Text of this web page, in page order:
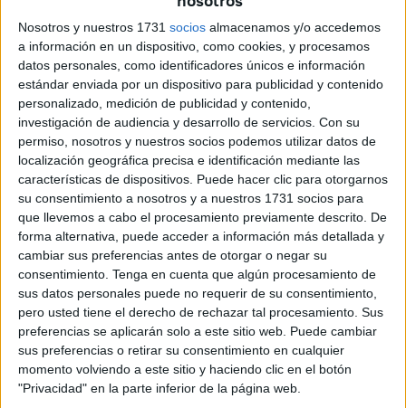
Nosotros y nuestros 1731 socios almacenamos y/o accedemos
a información en un dispositivo, como cookies, y procesamos
datos personales, como identificadores únicos e información
estándar enviada por un dispositivo para publicidad y contenido
personalizado, medición de publicidad y contenido,
investigación de audiencia y desarrollo de servicios. Con su
permiso, nosotros y nuestros socios podemos utilizar datos de
localización geográfica precisa e identificación mediante las
características de dispositivos. Puede hacer clic para otorgarnos
su consentimiento a nosotros y a nuestros 1731 socios para
que llevemos a cabo el procesamiento previamente descrito. De
forma alternativa, puede acceder a información más detallada y
cambiar sus preferencias antes de otorgar o negar su
consentimiento. Tenga en cuenta que algún procesamiento de
sus datos personales puede no requerir de su consentimiento,
pero usted tiene el derecho de rechazar tal procesamiento. Sus
preferencias se aplicarán solo a este sitio web. Puede cambiar
sus preferencias o retirar su consentimiento en cualquier
momento volviendo a este sitio y haciendo clic en el botón
"Privacidad" en la parte inferior de la página web.
comunidad estudiantil". Su argumento es muy similar al
resto de testimonios.
Sin embargo, esos obstáculos, que por otra parte están
generalizados en la ciudad por los elevados alquileres que
se deben pagar -haciendo inaccesible el tema de vivienda
a un parte importante de la población en general-, no
hacen sombra ala grata experiencia que ha supuesto
vivir en Ceuta durante los cuatro años que duran los
estudios.
Guillermo, María, Esther y Mª del Carmen han creado en
Ceuta vínculos que durarán toda la vida: "Con nuestros
compañeros de clase y amigos que hemos hecho aquí,
hemos formado nuestra propia familia, en la que nos
hemos apoyado al sentirnos lejos de la propia", refiere
María.